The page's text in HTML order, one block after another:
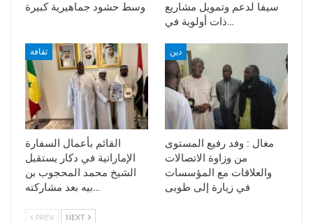
وسط حشود جماهيرية كبيرة
سيفا لدعم وتمويل مشاريع
ذات أولوية في…
ثقافة
القائم بأعمال السفارة
الإماراتية في دكار يستقبل
الشيخ محمد المحجوب بن
بيه بعد مشاركته…
دين
مغال : وفد رفيع المستوى
من وزاوة الاتصالات
والعلاقات مع المؤسسات
في زيارة إلى طوبى
PREV NEXT